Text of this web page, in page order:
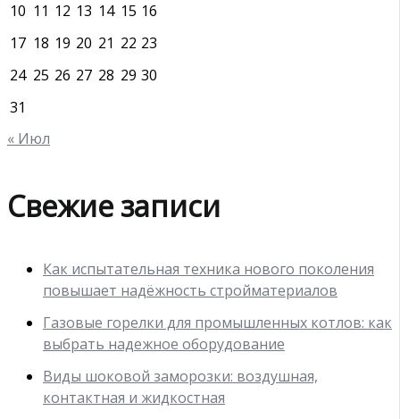
10 11 12 13 14 15 16
17 18 19 20 21 22 23
24 25 26 27 28 29 30
31
« Июл
Свежие записи
Как испытательная техника нового поколения
повышает надёжность стройматериалов
Газовые горелки для промышленных котлов: как
выбрать надежное оборудование
Виды шоковой заморозки: воздушная,
контактная и жидкостная